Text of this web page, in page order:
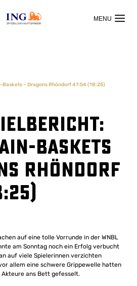
OFFIZIELLER HAUPTSPONSOR
– Dragons Rhöndorf 47:54 (18:25)
Baskets
Rhöndorf
auf eine tolle Vorrunde in der WNBL
am Sonntag noch ein Erfolg verbucht
auf viele Spielerinnen verzichten
allem eine schwere Grippewelle hatten
ans Bett gefesselt.